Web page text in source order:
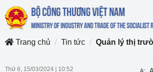
Trang chủ
Tin tức Quản lý thị
Thứ 6, 15/03/2024 10:52 -